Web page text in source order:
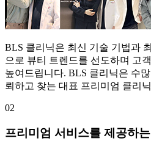
BLS 클리닉은 최신 기술 기법과
으로 뷰티 트렌드를 선도하며 고
높여드립니다. BLS 클리닉은 수
뢰하고 찾는 대표 프리미엄 클리
02
프리미엄 서비스를 제공하